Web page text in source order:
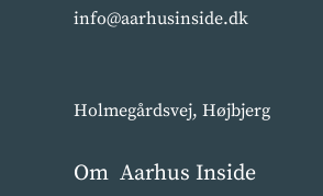
info@aarhusinside.dk
Holmegårdsvej, Højbjerg
Om Aarhus Inside